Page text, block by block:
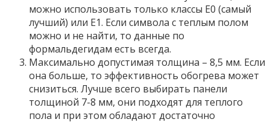
можно использовать только классы Е0 (самый
лучший) или Е1. Если символа с теплым полом
можно и не найти, то данные по
формальдегидам есть всегда.
Максимально допустимая толщина – 8,5 мм. Если
она больше, то эффективность обогрева может
снизиться. Лучше всего выбирать панели
толщиной 7-8 мм, они подходят для теплого
пола и при этом обладают достаточно